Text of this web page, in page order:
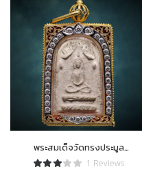
พระสมเด็จวัดทรงประมูล
พิมพ์แหวกม่าน1 Reviews